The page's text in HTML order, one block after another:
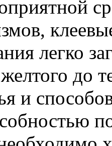
легко
до
и